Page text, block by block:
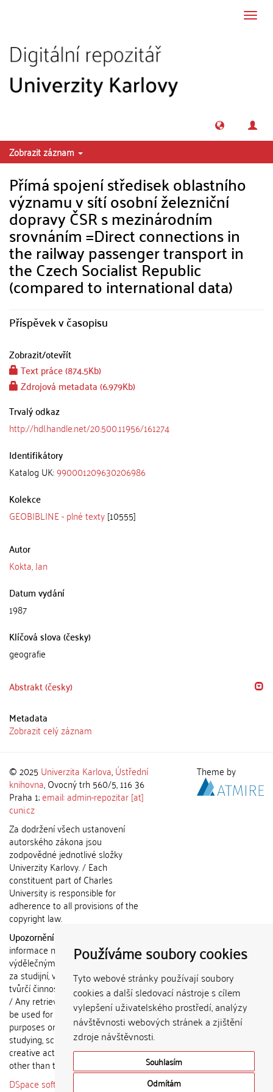
Používáme soubory cookies
Tyto webové stránky používají soubory
cookies a další sledovací nástroje s cílem
vylepšení uživatelského prostředí, analýzy
návštěvnosti webových stránek a zjištění
zdroje návštěvnosti.
Souhlasím
Odmítám
Zobrazit záznam
Přímá spojení středisek oblastního
významu v sítí osobní železniční
dopravy ČSR s mezinárodním
srovnáním =Direct connections in
the railway passenger transport in
the Czech Socialist Republic
(compared to international data)
Příspěvek v časopisu
Zobrazit/otevřít
Text práce (874.5Kb)
Zdrojová metadata (6.979Kb)
Trvalý odkaz
http://hdl.handle.net/20.500.11956/161274
Identifikátory
Katalog UK:990001209630206986
Kolekce
GEOBIBLINE - plné texty[10555]
Autor
Kokta, Jan
Datum vydání
1987
Klíčová slova (česky)
geografie
Abstrakt (česky)
Metadata
Zobrazit celý záznam
© 2025 Univerzita Karlova,Ústřední
knihovna, Ovocný trh 560/5, 116 36
Praha 1;email: admin-repozitar [at]
cuni.cz
Za dodržení všech ustanovení
autorského zákona jsou
zodpovědné jednotlivé složky
Univerzity Karlovy. / Each
constituent part of Charles
University is responsible for
adherence to all provisions of the
copyright law.
Upozornění / Notice:
informace nemohou být použity k
výdělečným účelům nebo vydávány
za studijní, vědeckou nebo jinou
tvůrčí činnost jiné osoby než autora.
/ Any retrieved information shall not
be used for any commercial
purposes or claimed as results of
studying, scientific or any other
creative activities of any person
other than the author.
DSpace software
copyright © 2002-
Theme by